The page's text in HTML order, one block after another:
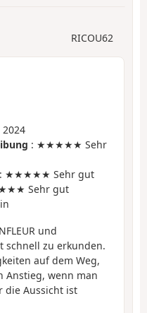
RICOU62
2024
: ★★★★★ Sehr
: ★★★★★ Sehr gut
Sehr gut
und
schnell zu erkunden.
auf dem Weg,
Anstieg, wenn man
die Aussicht ist